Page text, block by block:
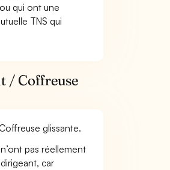
qui ont une
TNS qui
/ Coffreuse
glissante.
pas réellement
car